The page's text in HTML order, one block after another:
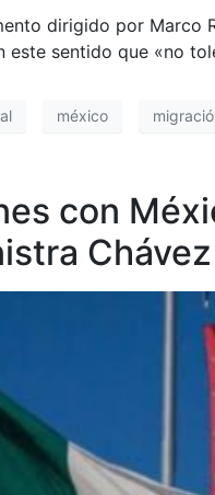
dirigido por
este sentido que «no
méxico
con
Chávez